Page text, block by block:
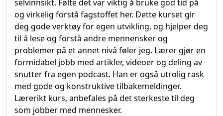
selvinnsikt. Følte det var viktig å bruke god tid på
og virkelig forstå fagstoffet her. Dette kurset gir
deg gode verktøy for egen utvikling, og hjelper deg
til å lese og forstå andre mennensker og
problemer på et annet nivå føler jeg. Lærer gjør en
formidabel jobb med artikler, videoer og deling av
snutter fra egen podcast. Han er også utrolig rask
med gode og konstruktive tilbakemeldinger.
Lærerikt kurs, anbefales på det sterkeste til deg
som jobber med mennesker.